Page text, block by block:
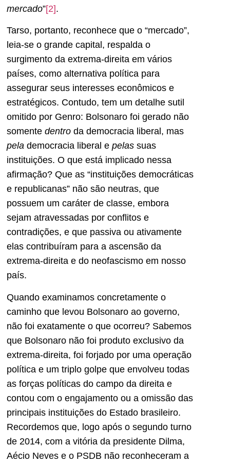
mercado”[2].
Tarso, portanto, reconhece que o “mercado”,
leia-se o grande capital, respalda o
surgimento da extrema-direita em vários
países, como alternativa política para
assegurar seus interesses econômicos e
estratégicos. Contudo, tem um detalhe sutil
omitido por Genro: Bolsonaro foi gerado não
somente dentro da democracia liberal, mas
pela democracia liberal e pelas suas
instituições. O que está implicado nessa
afirmação? Que as “instituições democráticas
e republicanas” não são neutras, que
possuem um caráter de classe, embora
sejam atravessadas por conflitos e
contradições, e que passiva ou ativamente
elas contribuíram para a ascensão da
extrema-direita e do neofascismo em nosso
país.
Quando examinamos concretamente o
caminho que levou Bolsonaro ao governo,
não foi exatamente o que ocorreu? Sabemos
que Bolsonaro não foi produto exclusivo da
extrema-direita, foi forjado por uma operação
política e um triplo golpe que envolveu todas
as forças políticas do campo da direita e
contou com o engajamento ou a omissão das
principais instituições do Estado brasileiro.
Recordemos que, logo após o segundo turno
de 2014, com a vitória da presidente Dilma,
Aécio Neves e o PSDB não reconheceram a